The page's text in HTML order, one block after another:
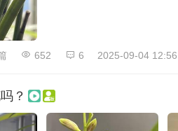
652 6 2025-09-04 12:56
？